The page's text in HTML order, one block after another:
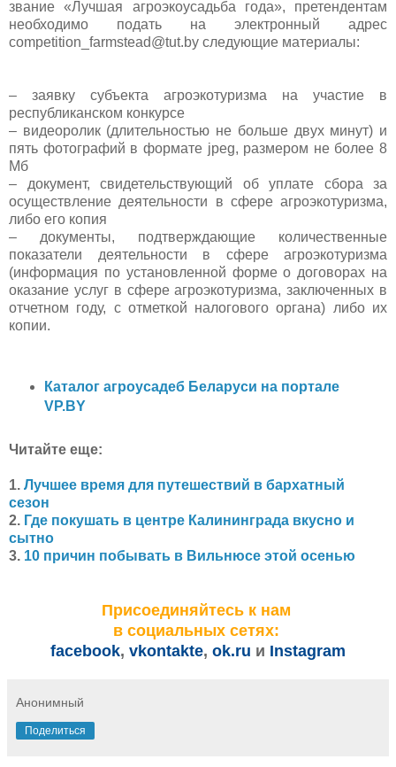
звание «Лучшая агроэкоусадьба года», претендентам
необходимо подать на электронный адрес
competition_farmstead@tut.by следующие материалы:
– заявку субъекта агроэкотуризма на участие в
республиканском конкурсе
– видеоролик (длительностью не больше двух минут) и
пять фотографий в формате jpeg, размером не более 8
Мб
– документ, свидетельствующий об уплате сбора за
осуществление деятельности в сфере агроэкотуризма,
либо его копия
– документы, подтверждающие количественные
показатели деятельности в сфере агроэкотуризма
(информация по установленной форме о договорах на
оказание услуг в сфере агроэкотуризма, заключенных в
отчетном году, с отметкой налогового органа) либо их
копии.
Каталог агроусадеб Беларуси на портале
VP.BY
Читайте еще:
1. Лучшее время для путешествий в бархатный
сезон
2. Где покушать в центре Калининграда вкусно и
сытно
3. 10 причин побывать в Вильнюсе этой осенью
Присоединяйтесь к нам
в социальных сетях:
facebook, vkontakte, ok.ru и Instagram
Анонимный
Поделиться